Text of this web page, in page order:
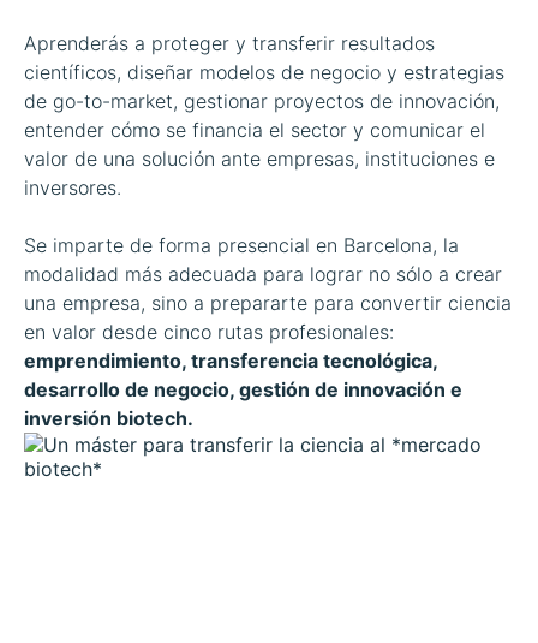
Aprenderás a proteger y transferir resultados
científicos, diseñar modelos de negocio y estrategias
de go-to-market, gestionar proyectos de innovación,
entender cómo se financia el sector y comunicar el
valor de una solución ante empresas, instituciones e
inversores.
Se imparte de forma presencial en Barcelona, la
modalidad más adecuada para lograr no sólo a crear
una empresa, sino a prepararte para convertir ciencia
en valor desde cinco rutas profesionales:
emprendimiento, transferencia tecnológica,
desarrollo de negocio, gestión de innovación e
inversión biotech.